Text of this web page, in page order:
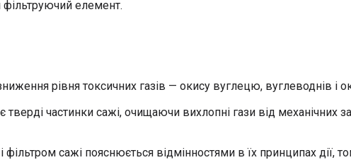
елемент.
рівня токсичних газів — окису вуглецю, вуглеводнів і
частинки сажі, очищаючи вихлопні гази від механічних
фільтром сажі пояснюється відмінностями в їх принципах дії,